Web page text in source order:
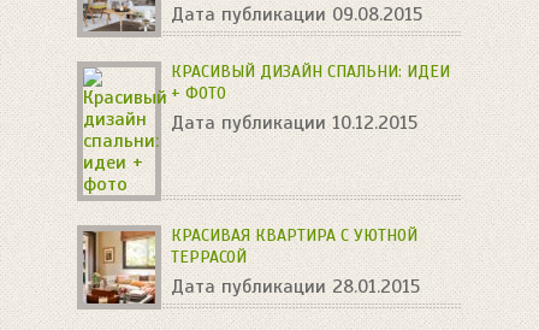
Дата публикации 09.08.2015
КРАСИВЫЙ ДИЗАЙН СПАЛЬНИ: ИДЕИ
+ ФОТО
Дата публикации 10.12.2015
КРАСИВАЯ КВАРТИРА С УЮТНОЙ
ТЕРРАСОЙ
Дата публикации 28.01.2015